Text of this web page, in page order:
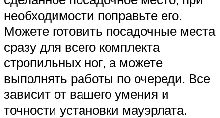
необходимости поправьте его.
Можете готовить посадочные места
сразу для всего комплекта
стропильных ног, а можете
выполнять работы по очереди. Все
зависит от вашего умения и
точности установки мауэрлата.